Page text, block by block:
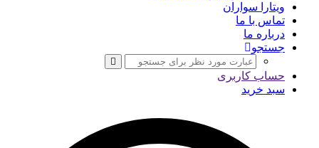
ویتارا سواران
تماس با ما
درباره ما
جستجو
حساب کاربری
سبد خرید